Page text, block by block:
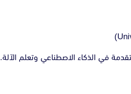
في الذكاء الاصطناعي وتعلم الآلة.